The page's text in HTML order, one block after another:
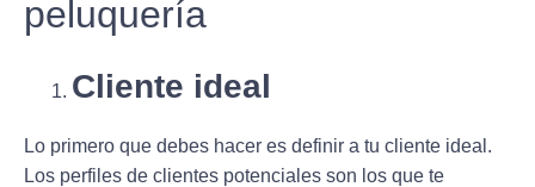
peluquería
Cliente ideal
Lo primero que debes hacer es definir a tu cliente ideal .
Los perfiles de clientes potenciales son los que te